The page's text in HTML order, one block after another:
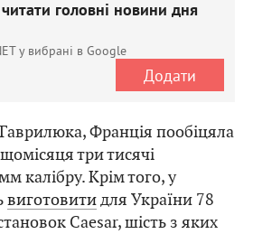
головні новини дня
у вибрані в Google
Додати
Франція пообіцяла
три тисячі
калібру. Крім того, у
виготовитидля України 78
Caesar, шість з яких